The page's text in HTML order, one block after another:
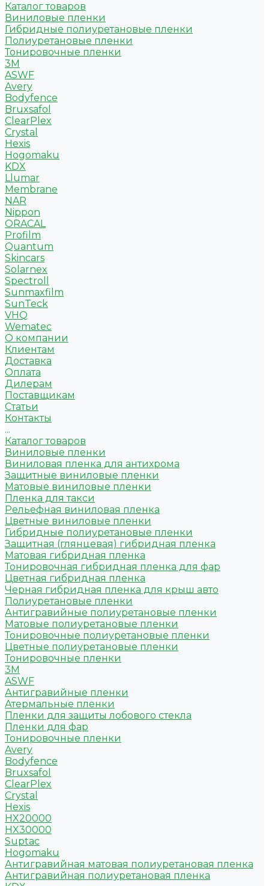
Каталог товаров
Виниловые пленки
Гибридные полиуретановые пленки
Полиуретановые пленки
Тонировочные пленки
3M
ASWF
Avery
Bodyfence
Bruxsafol
ClearPlex
Crystal
Hexis
Hogomaku
KDX
Llumar
Membrane
NAR
Nippon
ORACAL
Profilm
Quantum
Skincars
Solarnex
Spectroll
Sunmaxfilm
SunTeck
VHQ
Wematec
О компании
Клиентам
Доставка
Оплата
Дилерам
Поставщикам
Статьи
Контакты
...
Каталог товаров
Виниловые пленки
Виниловая пленка для антихрома
Защитные виниловые пленки
Матовые виниловые пленки
Пленка для такси
Рельефная виниловая пленка
Цветные виниловые пленки
Гибридные полиуретановые пленки
Защитная (глянцевая) гибридная пленка
Матовая гибридная пленка
Тонировочная гибридная пленка для фар
Цветная гибридная пленка
Черная гибридная пленка для крыш авто
Полиуретановые пленки
Антигравийные полиуретановые пленки
Матовые полиуретановые пленки
Тонировочные полиуретановые пленки
Цветные полиуретановые пленки
Тонировочные пленки
3M
ASWF
Антигравийные пленки
Атермальные пленки
Пленки для защиты лобового стекла
Пленки для фар
Тонировочные пленки
Avery
Bodyfence
Bruxsafol
ClearPlex
Crystal
Hexis
HX20000
HX30000
Suptac
Hogomaku
Антигравийная матовая полиуретановая пленка
Антигравийная полиуретановая пленка